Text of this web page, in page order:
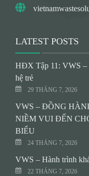
LATEST POSTS
HĐX Tập 11: VWS –
hệ trẻ
29 THÁNG 7, 2026
VWS – ĐỒNG
NIỀM VUI ĐẾN
BIỂU
24 THÁNG 7, 2026
VWS – Hành trình
22 THÁNG 7, 2026